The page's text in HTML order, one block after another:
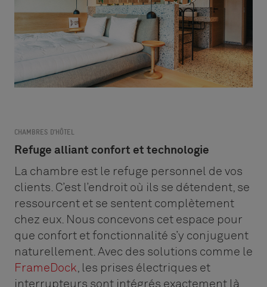
CHAMBRES D’HÔTEL
Refuge alliant confort et technologie
La chambre est le refuge personnel de vos
clients. C’est l’endroit où ils se détendent, se
ressourcent et se sentent complètement
chez eux. Nous concevons cet espace pour
que confort et fonctionnalité s’y conjuguent
naturellement. Avec des solutions comme le
FrameDock, les prises électriques et
interrupteurs sont intégrés exactement là